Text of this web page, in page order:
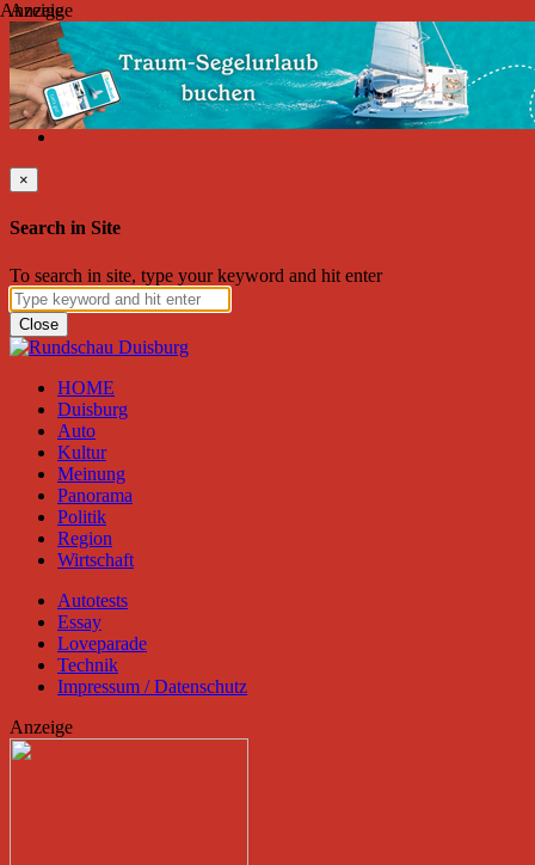
Freitag, August 07, 2026
Friend on Facebook Follow on Twitter Subscribe to RSS
Search
×
Search in Site
To search in site, type your keyword and hit enter
Close
HOME
Duisburg
Auto
Kultur
Meinung
Panorama
Politik
Region
Wirtschaft
Autotests
Essay
Loveparade
Technik
Impressum / Datenschutz
Anzeige
Anzeige
Anzeige